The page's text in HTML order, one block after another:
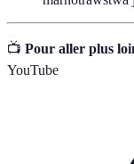
📺 Pour aller plus
YouTube